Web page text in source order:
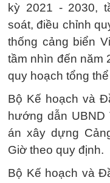
kỳ 2021 - 2030,
soát, điều chỉnh
thống cảng biển
tầm nhìn đến năm
quy hoạch tổng
Bộ Kế hoạch và
hướng dẫn UBND
án xây dựng
Giờ theo quy định.
Bộ Kế hoạch và